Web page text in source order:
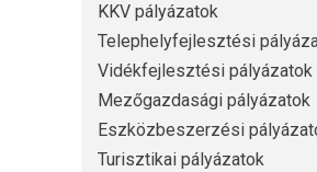
KKV pályázatok
Telephelyfejlesztési
Vidékfejlesztési pályázatok
Mezőgazdasági pályázatok
Eszközbeszerzési
Turisztikai pályázatok